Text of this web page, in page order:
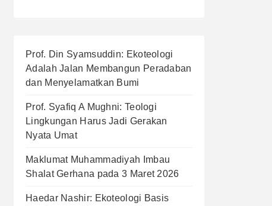
Prof. Din Syamsuddin: Ekoteologi
Adalah Jalan Membangun Peradaban
dan Menyelamatkan Bumi
Prof. Syafiq A Mughni: Teologi
Lingkungan Harus Jadi Gerakan
Nyata Umat
Maklumat Muhammadiyah Imbau
Shalat Gerhana pada 3 Maret 2026
Haedar Nashir: Ekoteologi Basis